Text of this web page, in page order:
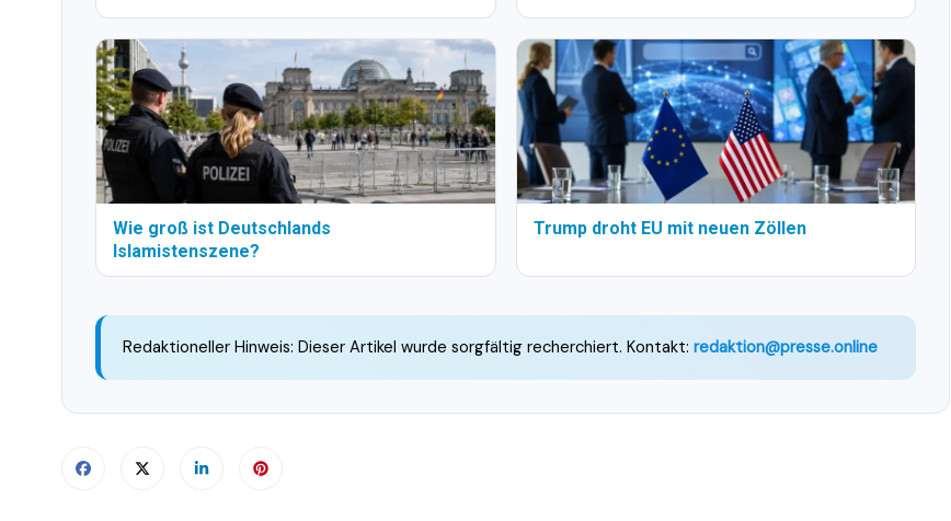
Wie groß ist Deutschlands
Islamistenszene?
Trump droht EU mit neuen Zöllen
Redaktioneller Hinweis: Dieser Artikel wurde sorgfältig recherchiert. Kontakt: redaktion@presse.online